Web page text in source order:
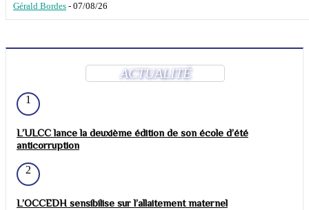
Gérald Bordes - 07/08/26
ACTUALITÉ
1
L’ULCC lance la deuxième édition de son école d’été
anticorruption
2
L’OCCEDH sensibilise sur l’allaitement maternel